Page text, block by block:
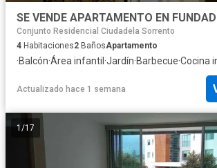
SE VENDE APARTAMENTO EN
Conjunto Residencial Ciudadela Sorrento
4 Habitaciones2 BañosApartamento
·Balcón·Área infantil ·Jardín·Barbecue·Cocina
Actualizado hace 1 semana
1 /17